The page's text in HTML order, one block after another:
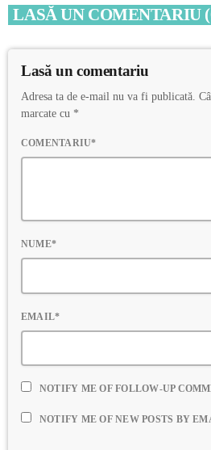
LASĂ UN COMENTARIU
Lasă un comentariu
Adresa ta de e-mail nu va fi publicată.
marcate cu *
COMENTARIU*
NUME*
EMAIL*
NOTIFY ME OF FOLLOW-UP
NOTIFY ME OF NEW POSTS BY